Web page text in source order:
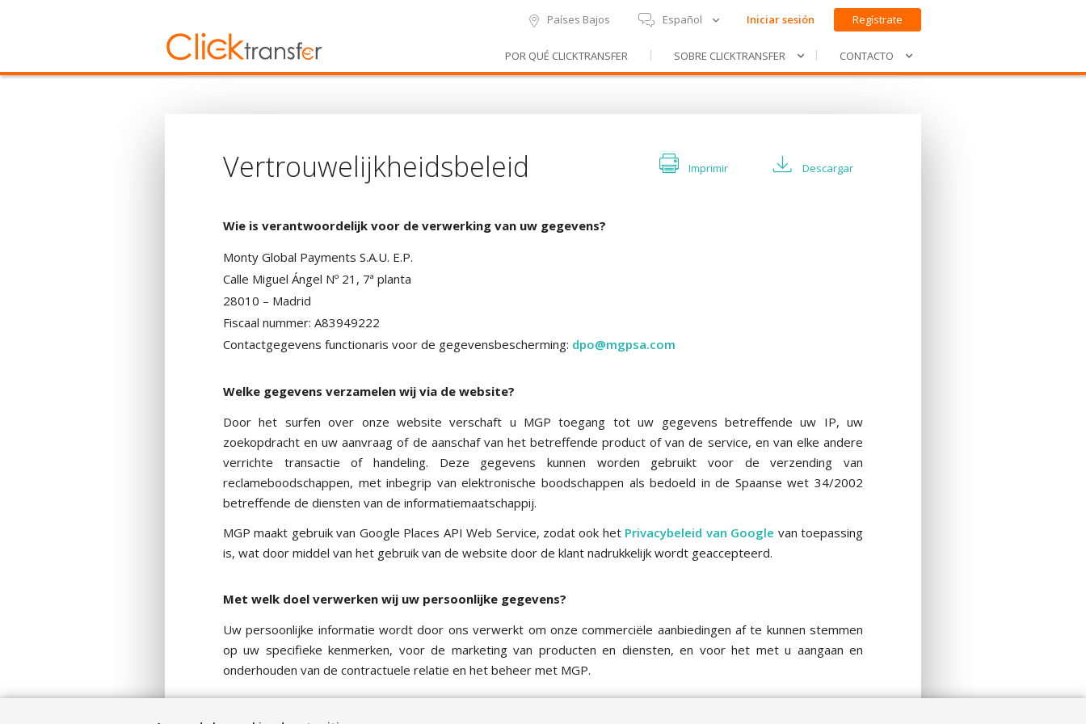
Países Bajos Español Iniciar sesión Regístrate
POR QUÉ CLICKTRANSFER SOBRE CLICKTRANSFER CONTACTO
Vertrouwelijkheidsbeleid Imprimir Descargar
Wie is verantwoordelijk voor de verwerking van uw gegevens?
Monty Global Payments S.A.U. E.P.
Calle Miguel Ángel Nº 21, 7ª planta
28010 – Madrid
Fiscaal nummer: A83949222
Contactgegevens functionaris voor de gegevensbescherming: dpo@mgpsa.com
Welke gegevens verzamelen wij via de website?
Door het surfen over onze website verschaft u MGP toegang tot uw gegevens betreffende uw IP, uw
zoekopdracht en uw aanvraag of de aanschaf van het betreffende product of van de service, en van elke andere
verrichte transactie of handeling. Deze gegevens kunnen worden gebruikt voor de verzending van
reclameboodschappen, met inbegrip van elektronische boodschappen als bedoeld in de Spaanse wet 34/2002
betreffende de diensten van de informatiemaatschappij.
MGP maakt gebruik van Google Places API Web Service, zodat ook het Privacybeleid van Google van toepassing
is, wat door middel van het gebruik van de website door de klant nadrukkelijk wordt geaccepteerd.
Met welk doel verwerken wij uw persoonlijke gegevens?
Uw persoonlijke informatie wordt door ons verwerkt om onze commerciële aanbiedingen af te kunnen stemmen
op uw specifieke kenmerken, voor de marketing van producten en diensten, en voor het met u aangaan en
onderhouden van de contractuele relatie en het beheer met MGP.